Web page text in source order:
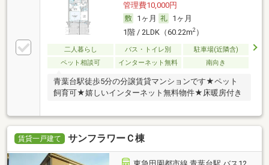
管理費10,000円
1ヶ月
1ヶ月
1階 / 2LDK（60.22m2）
二人暮らし バス・トイレ別
駐車場(近隣含)
ペット相談可
インターネット無料 南向き
青葉台駅徒歩5分の分譲賃貸マンションです★ペット
飼育可★嬉しいインターネット無料物件★床暖房付き
賃貸一戸建て サンフラワーＣ棟